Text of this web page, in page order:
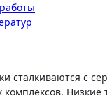
сталкиваются с